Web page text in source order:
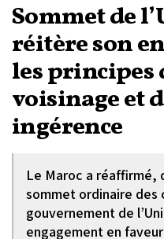
Sommet de
réitère son
les principes
voisinage et
ingérence
Le Maroc a réaffirmé,
sommet ordinaire des
gouvernement de
engagement en